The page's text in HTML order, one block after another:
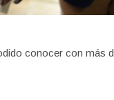
conocer con más